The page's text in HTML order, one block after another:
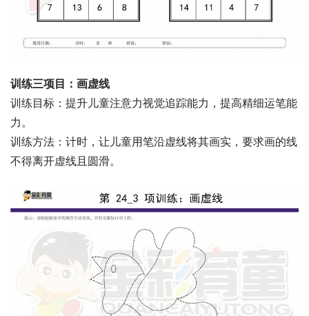
训练三项目：画虚线
训练目标：提升儿童注意力视觉追踪能力，提高精细运笔能
力。
训练方法：计时，让儿童用笔沿虚线将其画实，要求画的线
不得离开虚线且圆滑。